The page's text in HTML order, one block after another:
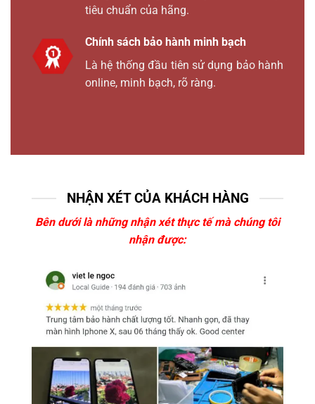
tiêu chuẩn của hãng.
Chính sách bảo hành minh bạch
Là hệ thống đầu tiên sử dụng bảo hành
online, minh bạch, rõ ràng.
NHẬN XÉT CỦA KHÁCH HÀNG
Bên dưới là những nhận xét thực tế mà chúng tôi
nhận được: